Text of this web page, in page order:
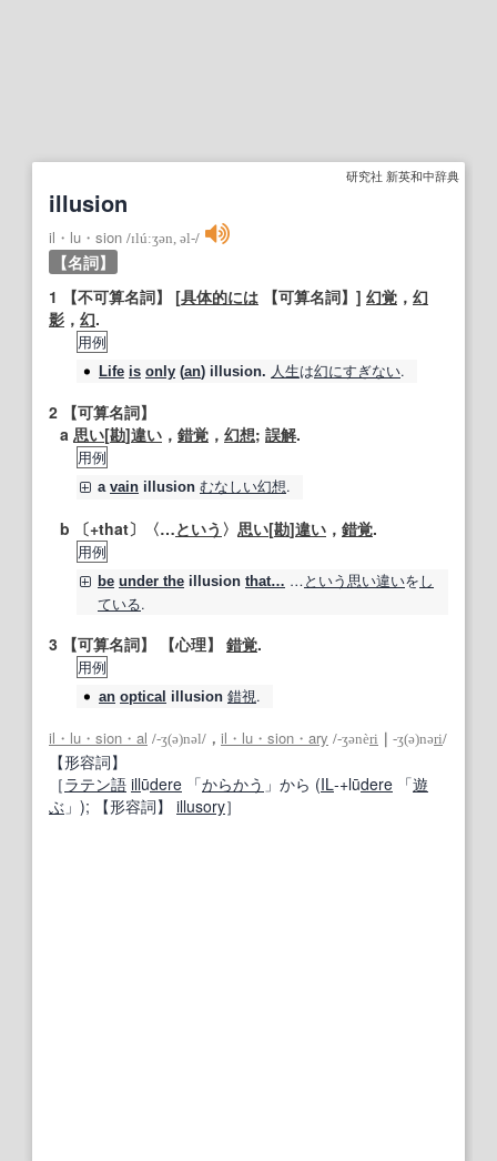
研究社 新英和中辞典
illusion
il・lu・sion /ɪlúːʒən, əl‐/
【名詞】
1
【不可算名詞】 [具体的には 【可算名詞】 ] 幻覚 ， 幻
影 ， 幻.
用例
Life is only (an) illusion. 人生は幻にすぎない.
2 【可算名詞】
a 思い[勘]違い ， 錯覚 ， 幻想; 誤解.
用例
a vain illusion むなしい幻想.
b 〔+that〕〈…という 〉 思い[勘]違い ， 錯覚.
用例
be under the illusion that… …という思い違いをし
ている.
3 【可算名詞】 【心理】 錯覚.
用例
an optical illusion 錯視.
il・lu・sion・al /‐ʒ(ə)nəl/， il・lu・sion・ary /‐ʒənèri ‐ʒ(ə)nəri/
【形容詞】
［ラテン語 illūdere 「からかう 」から (IL‐+lūdere 「遊
ぶ 」); 【形容詞】 illusory］